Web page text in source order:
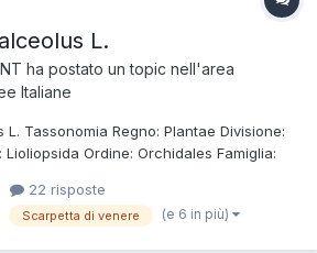
L.
ha postato un topic nell'area
Italiane
Tassonomia Regno: Plantae Divisione:
Ordine: Orchidales Famiglia:
nome del genere deriva dal greco
di venere) e pédilon=sandalo...
22 risposte
Scarpetta di venere (e 6 in più)